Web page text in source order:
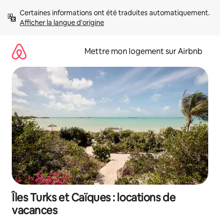
directement
Afficher la langue d'origine
Mettre mon logement sur Airbnb
Îles Turks et Caïques : locations de
vacances